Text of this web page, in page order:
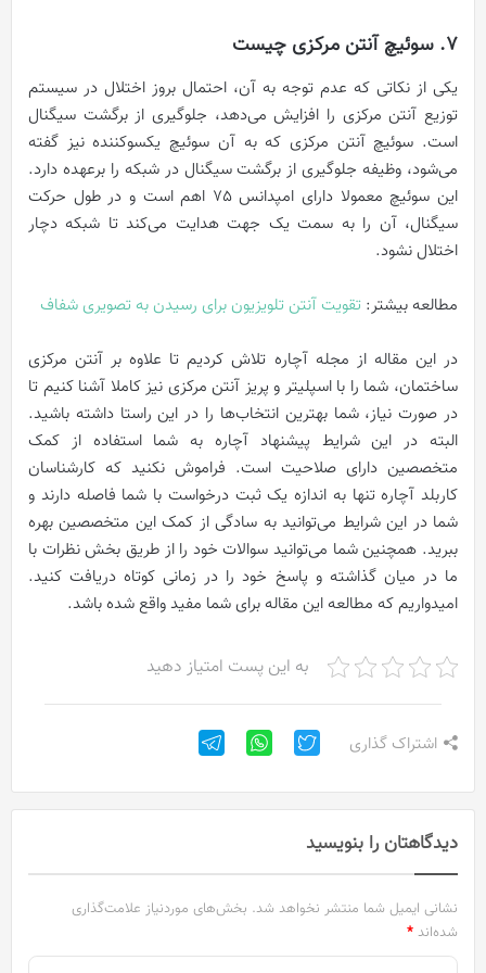
7. سوئیچ آنتن مرکزی چیست
یکی از نکاتی که عدم توجه به آن، احتمال بروز اختلال در سیستم
توزیع آنتن مرکزی را افزایش می‌دهد، جلوگیری از برگشت سیگنال
است. سوئیچ آنتن مرکزی که به آن سوئیچ یکسوکننده نیز گفته
می‌شود، وظیفه جلوگیری از برگشت سیگنال در شبکه را برعهده دارد.
این سوئیچ معمولا دارای امپدانس 75 اهم است و در طول حرکت
سیگنال، آن را به سمت یک جهت هدایت می‌کند تا شبکه دچار
اختلال نشود.
مطالعه بیشتر: تقویت آنتن تلویزیون برای رسیدن به تصویری شفاف
در این مقاله از مجله آچاره تلاش کردیم تا علاوه بر آنتن مرکزی
ساختمان، شما را با اسپلیتر و پریز آنتن مرکزی نیز کاملا آشنا کنیم تا
در صورت نیاز، شما بهترین انتخاب‌ها را در این راستا داشته باشید.
البته در این شرایط پیشنهاد آچاره به شما استفاده از کمک
متخصصین دارای صلاحیت است. فراموش نکنید که کارشناسان
کاربلد آچاره تنها به اندازه یک ثبت درخواست با شما فاصله دارند و
شما در این شرایط می‌توانید به سادگی از کمک این متخصصین بهره
ببرید. همچنین شما می‌توانید سوالات خود را از طریق بخش نظرات با
ما در میان گذاشته و پاسخ خود را در زمانی کوتاه دریافت کنید.
امیدواریم که مطالعه این مقاله برای شما مفید واقع شده باشد.
به این پست امتیاز دهید
اشتراک گذاری
دیدگاهتان را بنویسید
نشانی ایمیل شما منتشر نخواهد شد. بخش‌های موردنیاز علامت‌گذاری
شده‌اند *